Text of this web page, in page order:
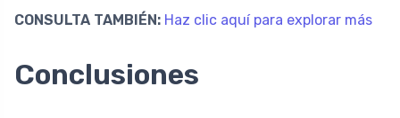
CONSULTA TAMBIÉN: Haz clic aquí para explorar más
Conclusiones